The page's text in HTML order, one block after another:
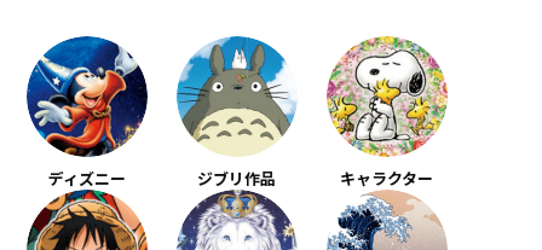
ディズニー ジブリ作品 キャラクター